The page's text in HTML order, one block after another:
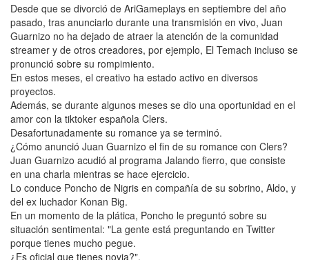
Desde que se divorció de AriGameplays en septiembre del año
pasado, tras anunciarlo durante una transmisión en vivo, Juan
Guarnizo no ha dejado de atraer la atención de la comunidad
streamer y de otros creadores, por ejemplo, El Temach incluso se
pronunció sobre su rompimiento.
En estos meses, el creativo ha estado activo en diversos
proyectos.
Además, se durante algunos meses se dio una oportunidad en el
amor con la tiktoker española Clers.
Desafortunadamente su romance ya se terminó.
¿Cómo anunció Juan Guarnizo el fin de su romance con Clers?
Juan Guarnizo acudió al programa Jalando fierro, que consiste
en una charla mientras se hace ejercicio.
Lo conduce Poncho de Nigris en compañía de su sobrino, Aldo, y
del ex luchador Konan Big.
En un momento de la plática, Poncho le preguntó sobre su
situación sentimental: "La gente está preguntando en Twitter
porque tienes mucho pegue.
¿Es oficial que tienes novia?".